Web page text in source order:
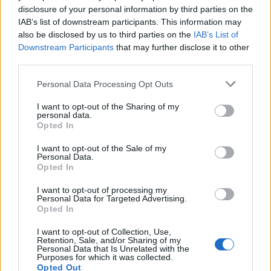
disclosure of your personal information by third parties on the
IAB’s list of downstream participants. This information may
also be disclosed by us to third parties on the IAB’s List of
Downstream Participants that may further disclose it to other
Personal Data Processing Opt Outs
I want to opt-out of the Sharing of my
personal data.
Opted In
I want to opt-out of the Sale of my
Personal Data.
Opted In
I want to opt-out of processing my
Personal Data for Targeted Advertising.
Opted In
I want to opt-out of Collection, Use,
Retention, Sale, and/or Sharing of my
Personal Data that Is Unrelated with the
Purposes for which it was collected.
Opted Out
Fiordes e ferries: postais vivos